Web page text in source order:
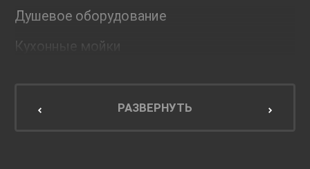
Душевое оборудование
Кухонные мойки
Мебель для кухниРАЗВЕРНУТЬ